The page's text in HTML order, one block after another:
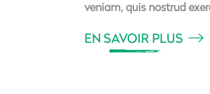
veniam, quis nostrud
EN SAVOIR PLUS